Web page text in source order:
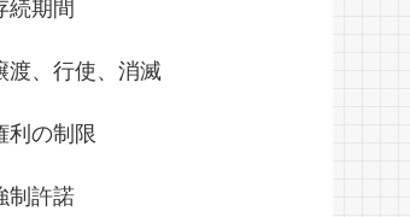
期間
、行使、消滅
の制限
許諾